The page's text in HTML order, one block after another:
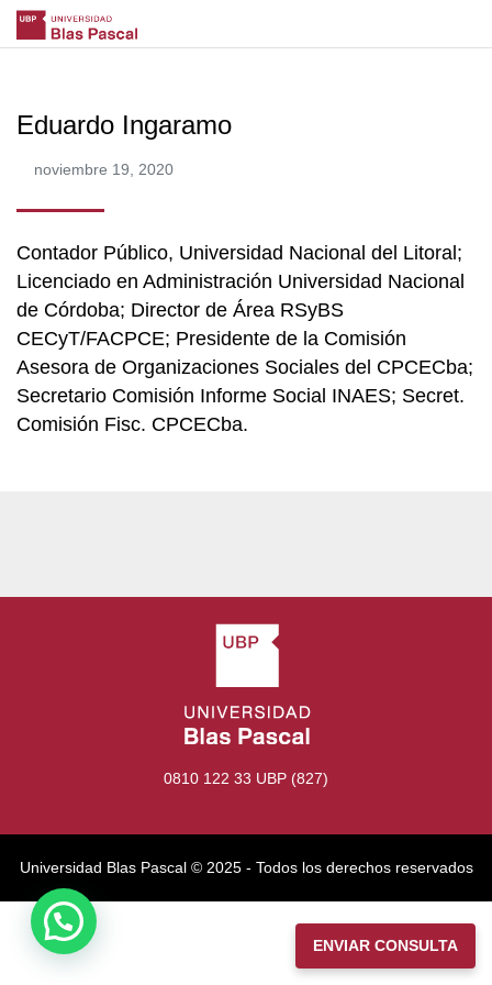
Eduardo Ingaramo
noviembre 19, 2020
Contador Público, Universidad Nacional del Litoral;
Licenciado en Administración Universidad Nacional
de Córdoba; Director de Área RSyBS
CECyT/FACPCE; Presidente de la Comisión
Asesora de Organizaciones Sociales del CPCECba;
Secretario Comisión Informe Social INAES; Secret.
Comisión Fisc. CPCECba.
0810 122 33 UBP (827)
Universidad Blas Pascal ©️ 2025 - Todos los derechos reservados
ENVIAR CONSULTA